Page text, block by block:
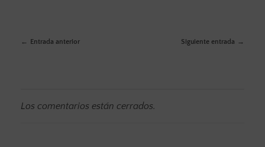
Entrada anterior Siguiente entrada
Los comentarios están cerrados.